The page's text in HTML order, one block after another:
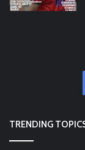
TRENDING